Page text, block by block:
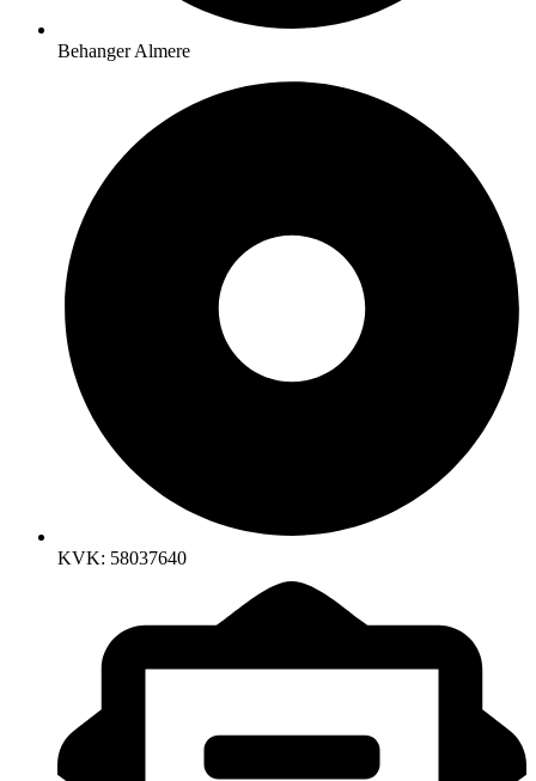
Behanger Almere
KVK: 58037640